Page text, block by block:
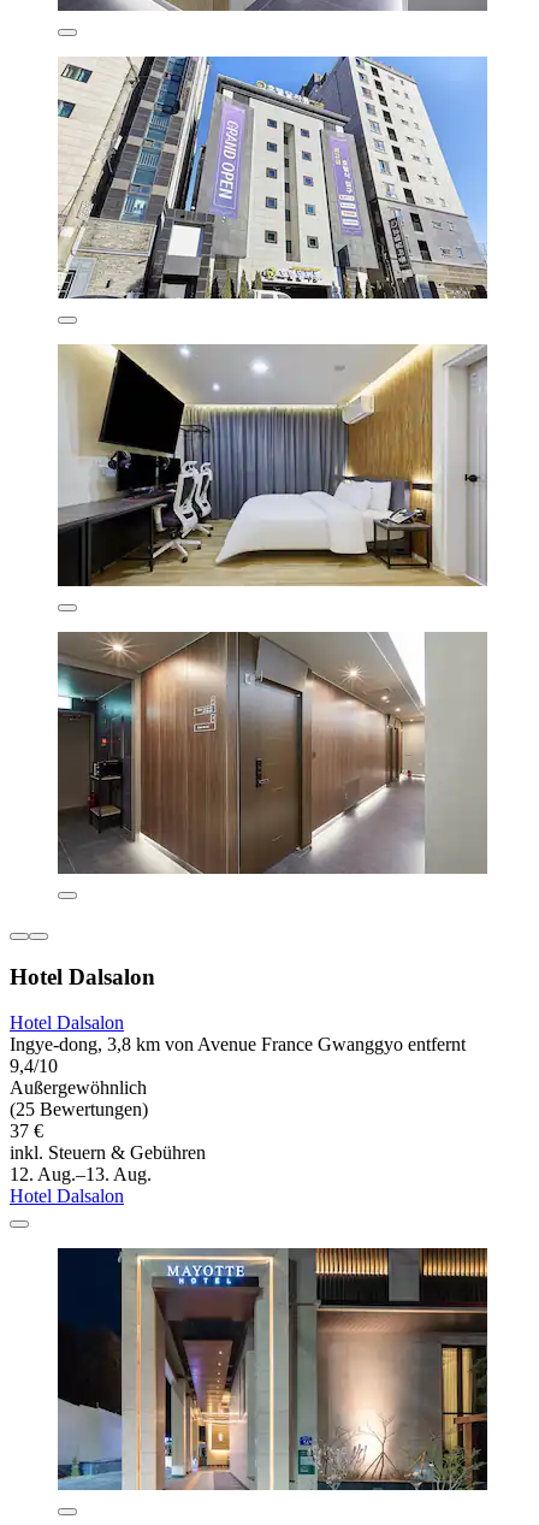
Hotel Dalsalon
Hotel Dalsalon
Ingye-dong, 3,8 km von Avenue France Gwanggyo entfernt
9,4/10
Außergewöhnlich
(25 Bewertungen)
37 €
inkl. Steuern & Gebühren
12. Aug.–13. Aug.
Hotel Dalsalon